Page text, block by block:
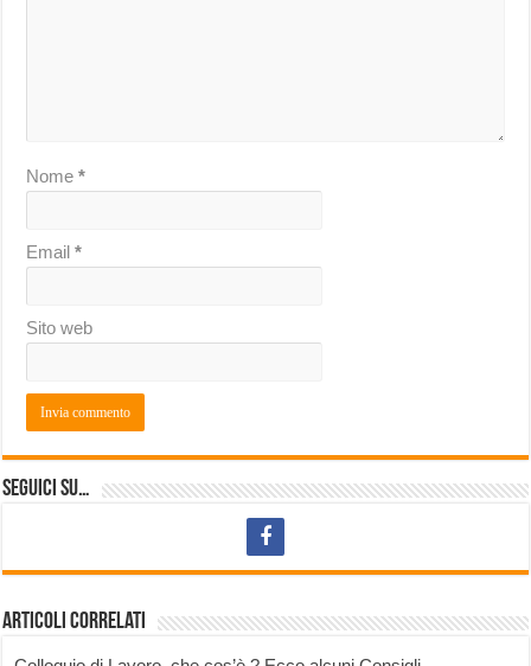
Nome*
Email*
Sito web
Seguici su…
Articoli correlati